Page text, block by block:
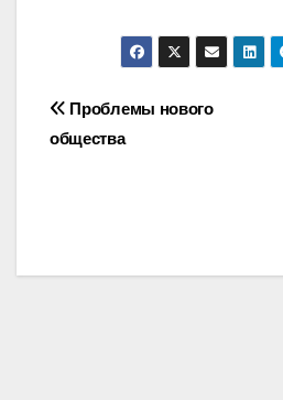
Post
navigation
Проблемы нового
общества